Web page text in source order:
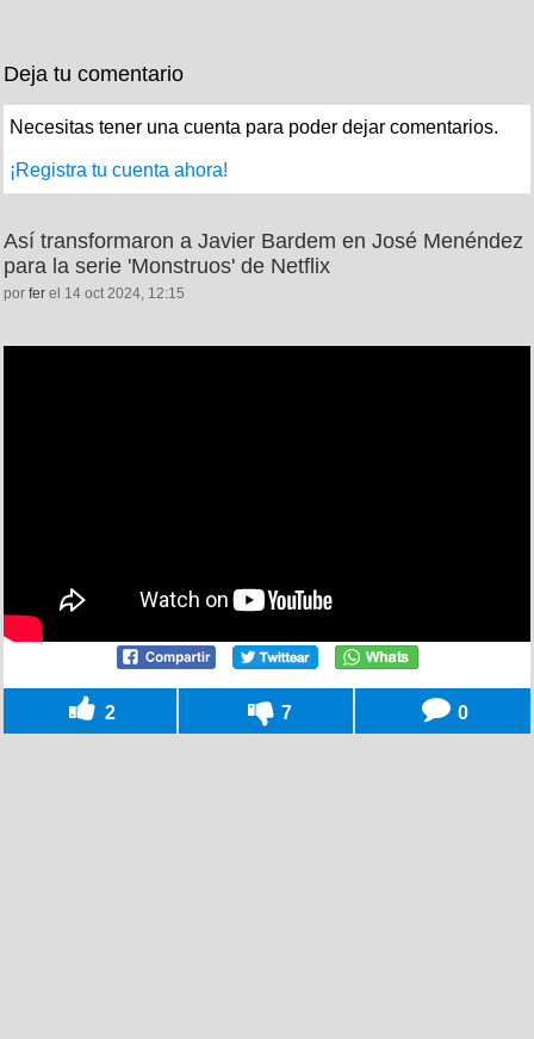
Deja tu comentario
Necesitas tener una cuenta para poder dejar comentarios.
¡Registra tu cuenta ahora!
Así transformaron a Javier Bardem en José Menéndez
para la serie 'Monstruos' de Netflix
por fer el 14 oct 2024, 12:15
2 7 0